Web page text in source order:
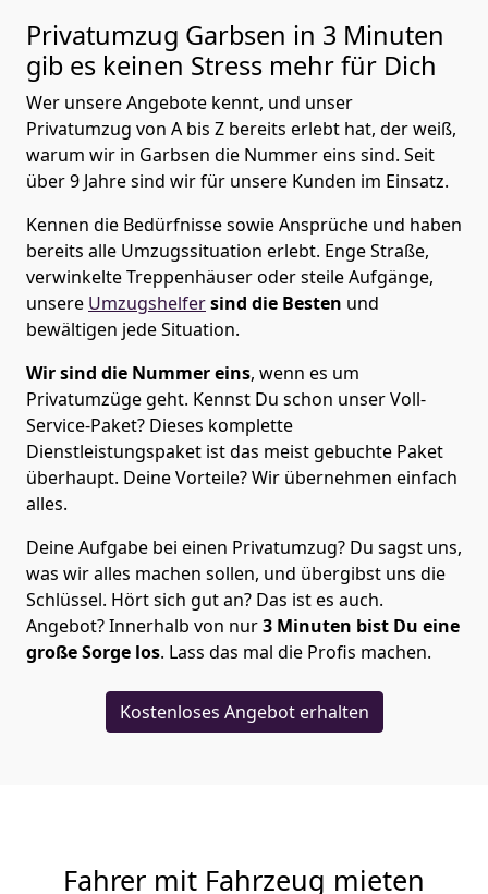
Privatumzug Garbsen in 3 Minuten
gib es keinen Stress mehr für Dich
Wer unsere Angebote kennt, und unser
Privatumzug von A bis Z bereits erlebt hat, der weiß,
warum wir in Garbsen die Nummer eins sind. Seit
über 9 Jahre sind wir für unsere Kunden im Einsatz.
Kennen die Bedürfnisse sowie Ansprüche und haben
bereits alle Umzugssituation erlebt. Enge Straße,
verwinkelte Treppenhäuser oder steile Aufgänge,
unsere Umzugshelfersind die Besten und
bewältigen jede Situation.
Wir sind die Nummer eins, wenn es um
Privatumzüge geht. Kennst Du schon unser Voll-
Service-Paket? Dieses komplette
Dienstleistungspaket ist das meist gebuchte Paket
überhaupt. Deine Vorteile? Wir übernehmen einfach
alles.
Deine Aufgabe bei einen Privatumzug? Du sagst uns,
was wir alles machen sollen, und übergibst uns die
Schlüssel. Hört sich gut an? Das ist es auch.
Angebot? Innerhalb von nur3 Minuten bist Du eine
große Sorge los. Lass das mal die Profis machen.
Kostenloses Angebot erhalten
Fahrer mit Fahrzeug mieten